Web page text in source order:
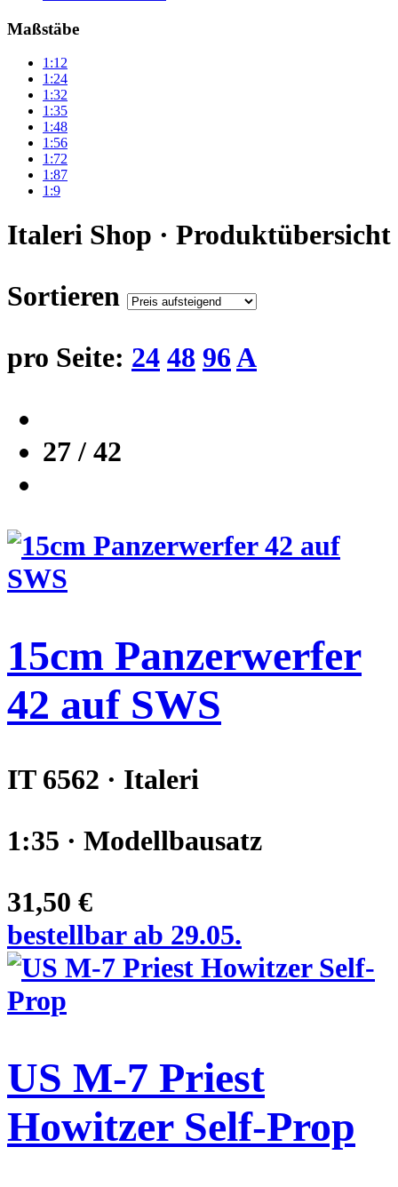
Maßstäbe
1:12
1:24
1:32
1:35
1:48
1:56
1:72
1:87
1:9
Italeri Shop · Produktübersicht
Sortieren
pro Seite: 24 48 96A
27 / 42
15cm Panzerwerfer
42 auf SWS
IT 6562 · Italeri
1:35 · Modellbausatz
31,50 €
bestellbar ab 29.05.
US M-7 Priest
Howitzer Self-Prop